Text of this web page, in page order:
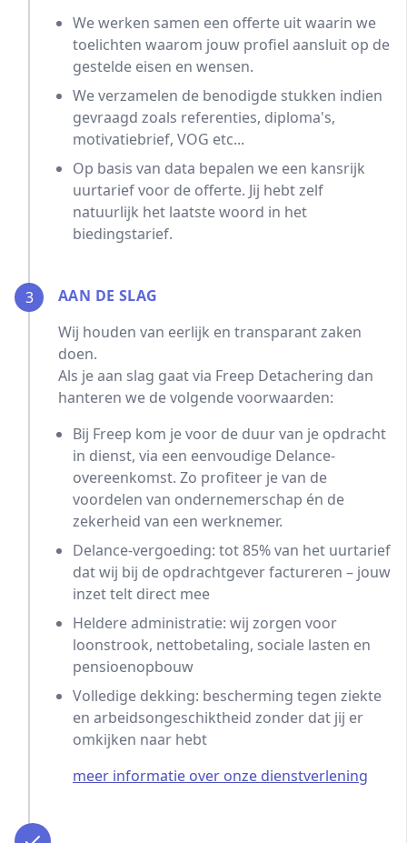
We werken samen een offerte uit waarin we
toelichten waarom jouw profiel aansluit op de
gestelde eisen en wensen.
We verzamelen de benodigde stukken indien
gevraagd zoals referenties, diploma's,
motivatiebrief, VOG etc...
Op basis van data bepalen we een kansrijk
uurtarief voor de offerte. Jij hebt zelf
natuurlijk het laatste woord in het
biedingstarief.
3
AAN DE SLAG
Wij houden van eerlijk en transparant zaken
doen.
Als je aan slag gaat via Freep Detachering dan
hanteren we de volgende voorwaarden:
Bij Freep kom je voor de duur van je opdracht
in dienst, via een eenvoudige Delance-
overeenkomst. Zo profiteer je van de
voordelen van ondernemerschap én de
zekerheid van een werknemer.
Delance-vergoeding: tot 85% van het uurtarief
dat wij bij de opdrachtgever factureren – jouw
inzet telt direct mee
Heldere administratie: wij zorgen voor
loonstrook, nettobetaling, sociale lasten en
pensioenopbouw
Volledige dekking: bescherming tegen ziekte
en arbeidsongeschiktheid zonder dat jij er
omkijken naar hebt
meer informatie over onze dienstverlening